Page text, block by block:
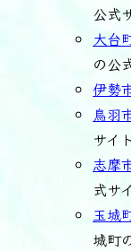
公式
大台
の公
伊勢
鳥羽
サイ
志摩
式サ
玉城
城町